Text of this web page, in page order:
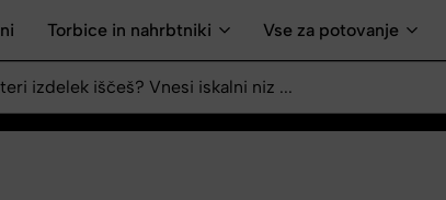
Torbice in nahrbtniki Vse za potovanje